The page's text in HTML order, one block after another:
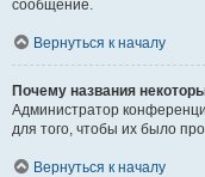
сообщение.
Вернуться к началу
Почему названия
Администратор
для того, чтобы их было
Вернуться к началу